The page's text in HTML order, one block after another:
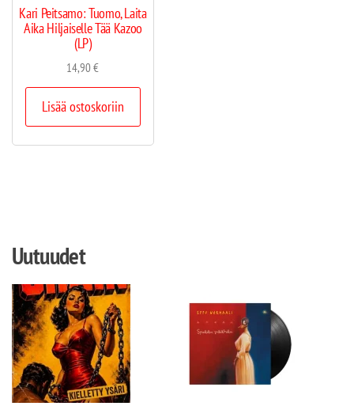
Kari Peitsamo: Tuomo, Laita
Aika Hiljaiselle Tää Kazoo
(LP)
14,90€
Lisää ostoskoriin
Uutuudet